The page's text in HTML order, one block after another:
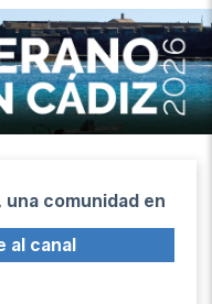
una comunidad en
al canal